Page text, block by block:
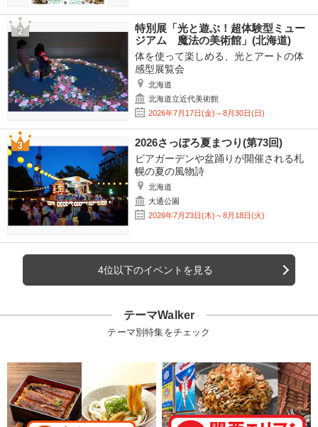
特別展「光と遊ぶ！超体験型ミュー
ジアム 魔法の美術館」(北海道)
体を使って楽しめる、光とアートの体
感型展覧会
北海道
北海道立近代美術館
2026年7月17日(金)～8月30日(日)
2026さっぽろ夏まつり(第73回)
ビアガーデンや盆踊りが開催される札
幌の夏の風物詩
北海道
大通公園
2026年7月23日(木)～8月18日(火)
4位以下のイベントを見る
テーマWalker
テーマ別特集をチェック